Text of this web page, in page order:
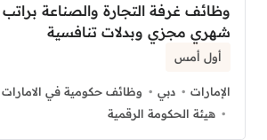
وظائف غرفة التجارة والصناعة براتب
شهري مجزي وبدلات تنافسية
أول أمس
الإمارات دبي
وظائف حكومية في الامارات
هيئة الحكومة الرقمية